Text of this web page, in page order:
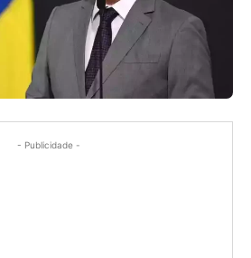
- Publicidade -